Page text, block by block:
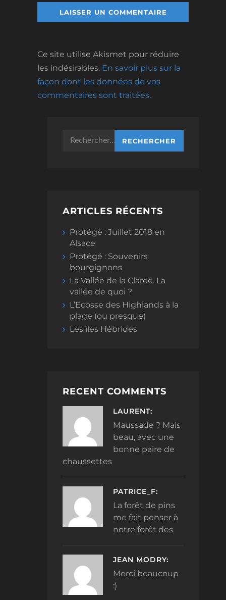
Ce site utilise Akismet pour réduire
les indésirables. En savoir plus sur la
façon dont les données de vos
commentaires sont traitées.
Rechercher :
ARTICLES RÉCENTS
Protégé : Juillet 2018 en
Alsace
Protégé : Souvenirs
bourgignons
La Vallée de la Clarée. La
vallée de quoi ?
L’Ecosse des Highlands à la
plage (ou presque)
Les îles Hébrides
RECENT COMMENTS
LAURENT:
Maussade ? Mais
beau, avec une
bonne paire de
chaussettes
PATRICE_F:
La forêt de pins
me fait penser à
notre forêt des
JEAN MODRY:
Merci beaucoup
:)